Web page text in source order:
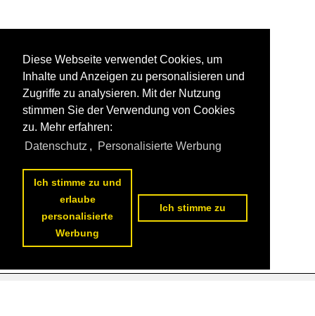
Diese Webseite verwendet Cookies, um
Inhalte und Anzeigen zu personalisieren und
Zugriffe zu analysieren. Mit der Nutzung
stimmen Sie der Verwendung von Cookies
zu. Mehr erfahren:
Datenschutz , Personalisierte Werbung
Ich stimme zu und
erlaube
personalisierte
Werbung
Ich stimme zu